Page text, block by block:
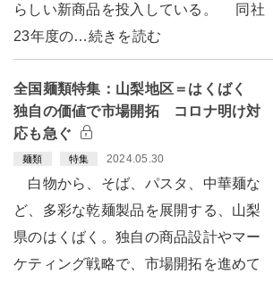
らしい新商品を投入している。 同社
23年度の…続きを読む
全国麺類特集：山梨地区＝はくばく
独自の価値で市場開拓 コロナ明け対
応も急ぐ
麺類 特集 2024.05.30
白物から、そば、パスタ、中華麺な
ど、多彩な乾麺製品を展開する、山梨
県のはくばく。独自の商品設計やマー
ケティング戦略で、市場開拓を進めて